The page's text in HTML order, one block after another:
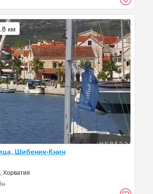
Шибеник-Книн
Хорватия
км